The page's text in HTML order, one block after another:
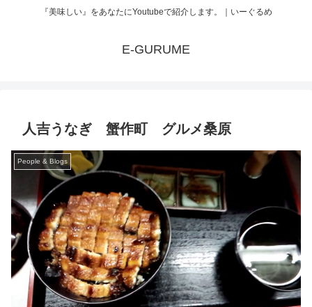
『美味しい』をあなたにYoutubeで紹介します。｜いーぐるめ
E-GURUME
人吉うなぎ 蟹作町 グルメ桑原
People & Blogs